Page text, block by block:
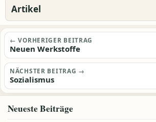
Artikel
Beitragsnavigation
← VORHERIGER BEITRAG
Neuen Werkstoffe
NÄCHSTER BEITRAG →
Sozialismus
Neueste Beiträge